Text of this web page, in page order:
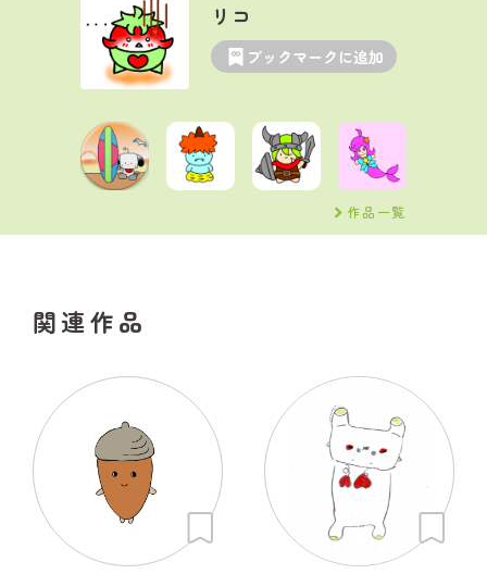
リコ
ブックマークに追加
作品一覧
関連作品